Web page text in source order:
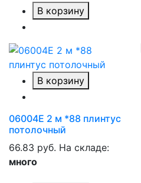
В корзину
В корзину
06004Е 2 м *88 плинтус
потолочный
66.83 руб. На складе:
много